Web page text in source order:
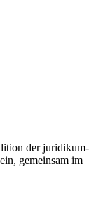
der juridikum-
gemeinsam im